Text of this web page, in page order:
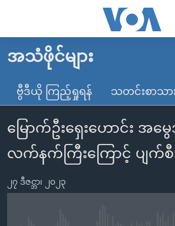
လွယ်ကူ
သည့်
Link
များ
ပင်မ
သို့
မူလစာမျက်နှာ
မြန်မာ
ကမ္ဘာ့သတင်းများ
နိုင်ငံတကာ
အမေရိကန်
အစ္စရေး-ပါလက်စတိုင်း
ဗွီဒီယို
သတင်းလွတ်လပ်ခွင့်
ရပ်ဝန်းတခု လမ်းတခု အလွန်
အင်္ဂလိပ်စာလေ့လာမယ်
အသံဖိုင်များ
ဗွီဒီယို ကြည့်ရှုရန် သတင်းစာသာ
မြောက်ဦးရှေးဟောင်း အ
လက်နက်ကြီးကြောင့် ပျက်စီ
၂၇ ဒီဇင္ဘာ၊ ၂၀၂၃